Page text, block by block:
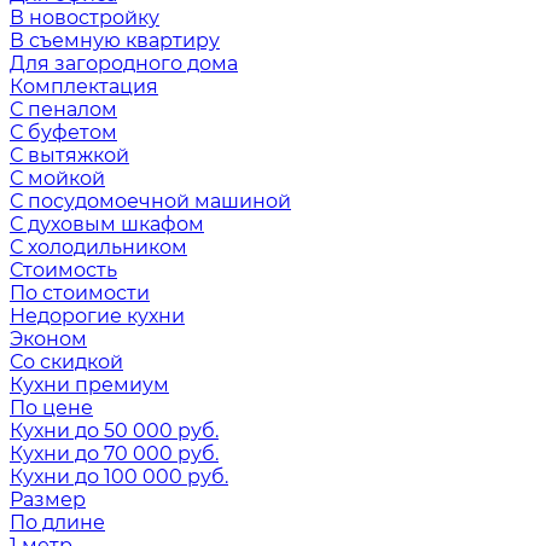
В новостройку
В съемную квартиру
Для загородного дома
Комплектация
С пеналом
С буфетом
С вытяжкой
С мойкой
С посудомоечной машиной
С духовым шкафом
С холодильником
Стоимость
По стоимости
Недорогие кухни
Эконом
Со скидкой
Кухни премиум
По цене
Кухни до 50 000 руб.
Кухни до 70 000 руб.
Кухни до 100 000 руб.
Размер
По длине